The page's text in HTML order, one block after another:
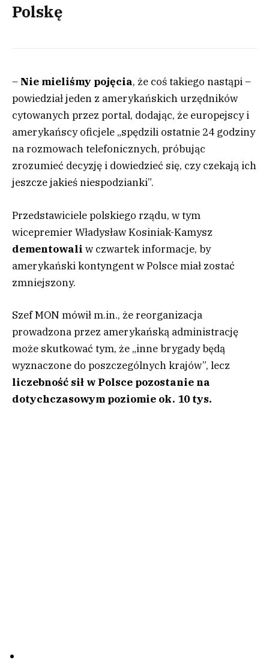
Polskę
– Nie mieliśmy pojęcia, że coś takiego nastąpi –
powiedział jeden z amerykańskich urzędników
cytowanych przez portal, dodając, że europejscy i
amerykańscy oficjele „spędzili ostatnie 24 godziny
na rozmowach telefonicznych, próbując
zrozumieć decyzję i dowiedzieć się, czy czekają ich
jeszcze jakieś niespodzianki”.
Przedstawiciele polskiego rządu, w tym
wicepremier Władysław Kosiniak-Kamysz
dementowali w czwartek informacje, by
amerykański kontyngent w Polsce miał zostać
zmniejszony.
Szef MON mówił m.in., że reorganizacja
prowadzona przez amerykańską administrację
może skutkować tym, że „inne brygady będą
wyznaczone do poszczególnych krajów”, lecz
liczebność sił w Polsce pozostanie na
dotychczasowym poziomie ok. 10 tys.